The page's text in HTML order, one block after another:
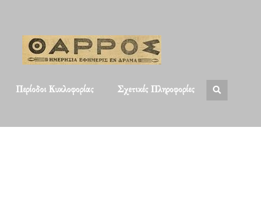
Περίοδοι Κυκλοφορίας Σχετικές Πληροφορίες